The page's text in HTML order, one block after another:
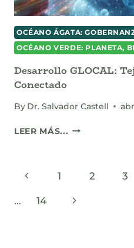
OCÉANO ÁGATA:
OCÉANO VERDE: PLANETA,
Desarrollo GLOCAL:
Conectado
By Dr. Salvador Castell
LEER MÁS... DESARROLLO
FUTURO
Page
navigation
Previous
Page
1 2 3
… 14
Next